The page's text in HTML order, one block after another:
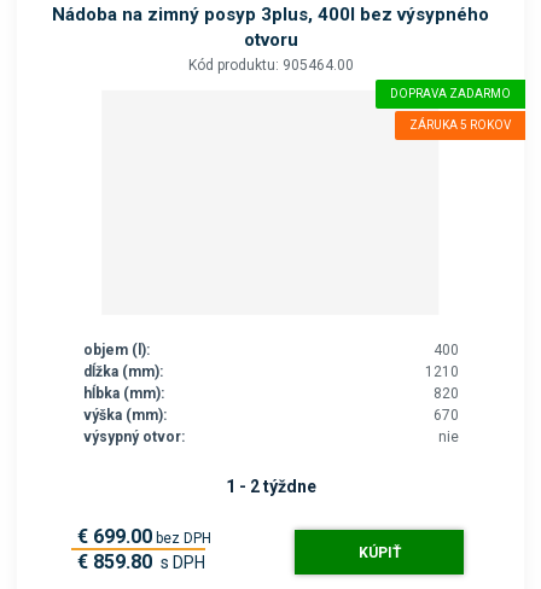
Nádoba na zimný posyp 3plus, 400l bez výsypného
otvoru
Kód produktu: 905464.00
DOPRAVA ZADARMO
ZÁRUKA 5 ROKOV
objem (l):
400
dĺžka (mm):
1210
hĺbka (mm):
820
výška (mm):
670
výsypný otvor:
nie
1 - 2 týždne
€ 699.00 bez DPH
€ 859.80 s DPH KÚPIŤ